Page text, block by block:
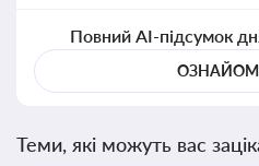
Повний AI-підсумок
Теми, які можуть вас